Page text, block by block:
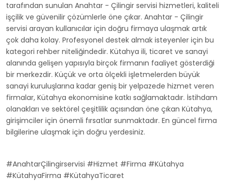
tarafından sunulan Anahtar - Çilingir servisi hizmetleri, kaliteli
işçilik ve güvenilir çözümlerle öne çıkar. Anahtar - Çilingir
servisi arayan kullanıcılar için doğru firmaya ulaşmak artık
çok daha kolay. Profesyonel destek almak isteyenler için bu
kategori rehber niteliğindedir. Kütahya ili, ticaret ve sanayi
alanında gelişen yapısıyla birçok firmanın faaliyet gösterdiği
bir merkezdir. Küçük ve orta ölçekli işletmelerden büyük
sanayi kuruluşlarına kadar geniş bir yelpazede hizmet veren
firmalar, Kütahya ekonomisine katkı sağlamaktadır. İstihdam
olanakları ve sektörel çeşitlilik açısından öne çıkan Kütahya,
girişimciler için önemli fırsatlar sunmaktadır. En güncel firma
bilgilerine ulaşmak için doğru yerdesiniz.
#AnahtarÇilingirservisi #Hizmet #Firma #Kütahya
#KütahyaFirma #KütahyaTicaret